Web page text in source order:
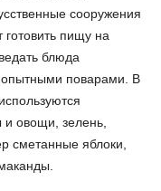
сооружения
готовить пищу на
блюда
опытными поварами. В
и овощи, зелень,
сметанные яблоки,